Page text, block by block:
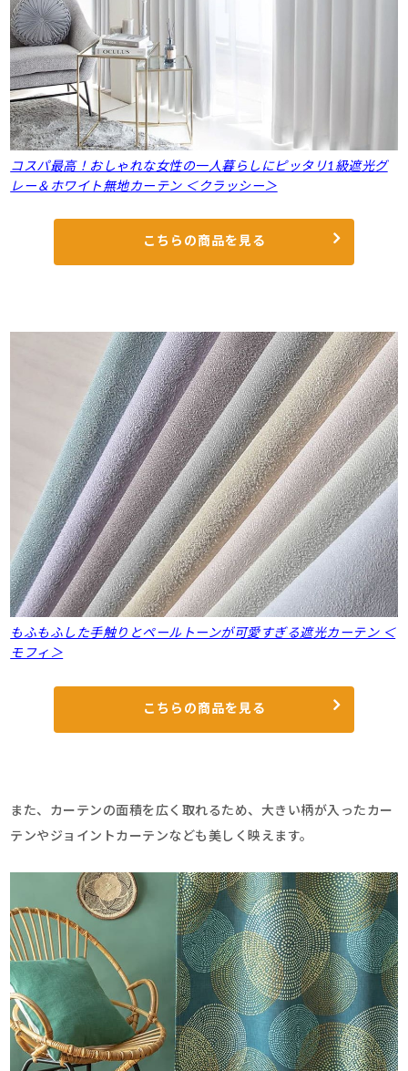
コスパ最高！おしゃれな女性の一人暮らしにピッタリ1級遮光グ
レー＆ホワイト無地カーテン ＜クラッシー＞
こちらの商品を見る
もふもふした手触りとペールトーンが可愛すぎる遮光カーテン ＜
モフィ＞
こちらの商品を見る
また、カーテンの面積を広く取れるため、大きい柄が入ったカー
テンやジョイントカーテンなども美しく映えます。